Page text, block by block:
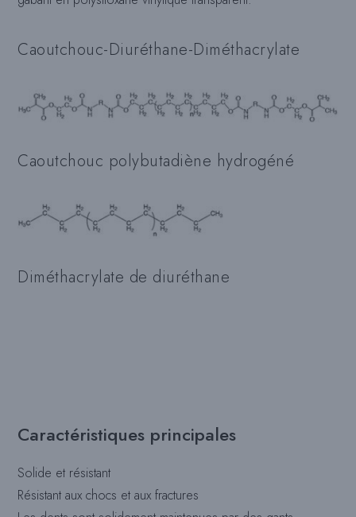
Caoutchouc-Diuréthane-Diméthacrylate
Caoutchouc polybutadiène hydrogéné
Diméthacrylate de diuréthane
Caractéristiques principales
Solide et résistant
Résistant aux chocs et aux fractures